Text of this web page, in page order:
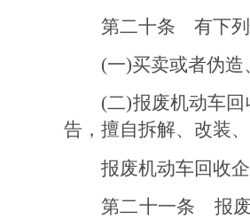
第二十条 有下
(一)买卖或者伪造
(二)报废机动车
告，擅自拆解、改装
报废机动车回收
第二十一条 报